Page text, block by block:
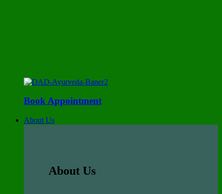
Book Appointment
About Us
About Us